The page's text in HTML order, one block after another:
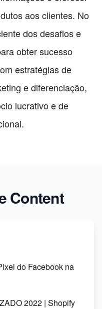
aos clientes. No
dos desafios e
obter sucesso
estratégias de
e diferenciação,
lucrativo e de
Content
do Facebook na
2022 | Shopify